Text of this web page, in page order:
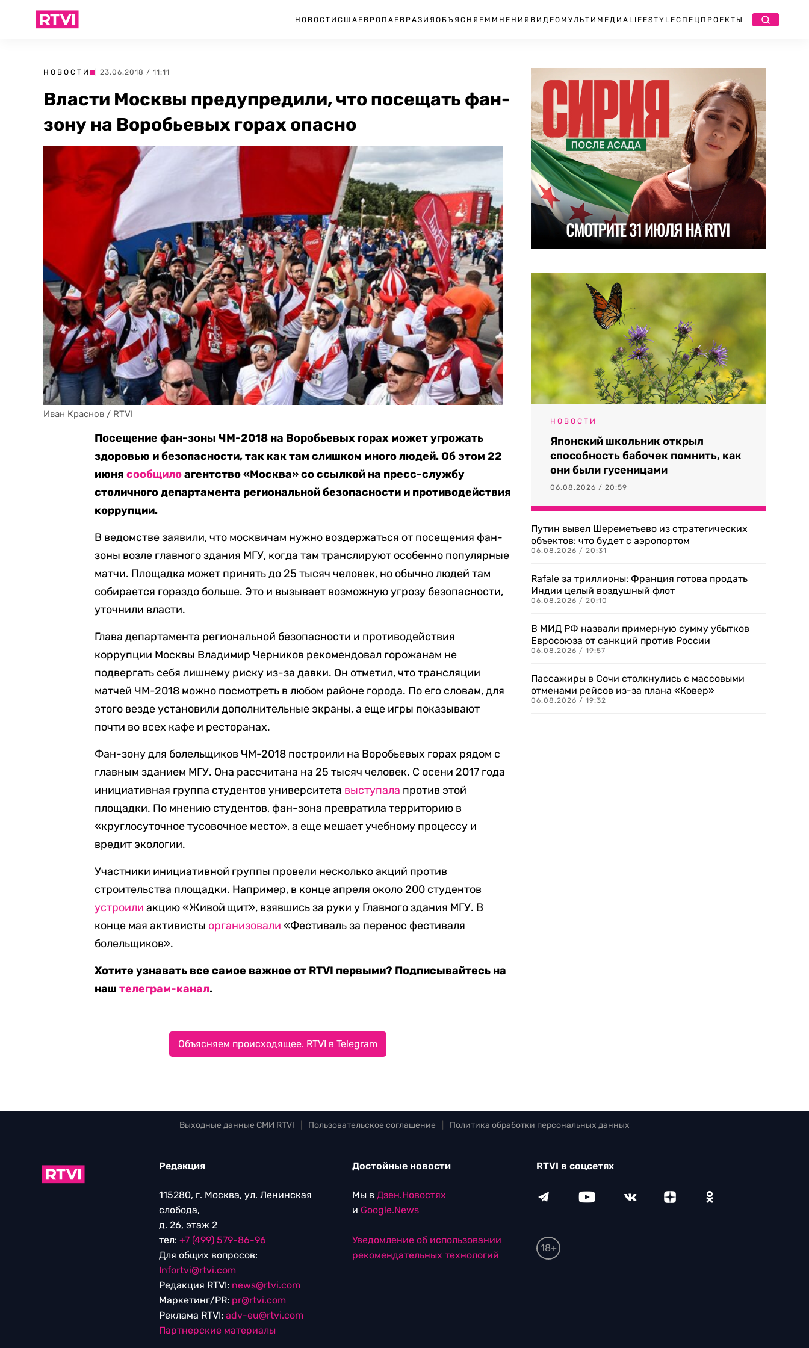
НОВОСТИ США ЕВРОПА ЕВРАЗИЯ ОБЪЯСНЯЕМ МНЕНИЯ ВИДЕО МУЛЬТИМЕДИА LIFESTYLEСПЕЦПРОЕКТЫ
НОВОСТИ | 23.06.2018 / 11:11
Власти Москвы предупредили, что посещать фан-
зону на Воробьевых горах опасно
Иван Краснов / RTVI
Посещение фан-зоны ЧМ-2018 на Воробьевых горах может угрожать
здоровью и безопасности, так как там слишком много людей. Об этом 22
июнясообщилоагентство «Москва» со ссылкой на пресс-службу
столичного департамента региональной безопасности и противодействия
коррупции.
В ведомстве заявили, что москвичам нужно воздержаться от посещения фан-
зоны возле главного здания МГУ, когда там транслируют особенно популярные
матчи. Площадка может принять до 25 тысяч человек, но обычно людей там
собирается гораздо больше. Это и вызывает возможную угрозу безопасности,
уточнили власти.
Глава департамента региональной безопасности и противодействия
коррупции Москвы Владимир Черников рекомендовал горожанам не
подвергать себя лишнему риску из-за давки. Он отметил, что трансляции
матчей ЧМ-2018 можно посмотреть в любом районе города. По его словам, для
этого везде установили дополнительные экраны, а еще игры показывают
почти во всех кафе и ресторанах.
Фан-зону для болельщиков ЧМ-2018 построили на Воробьевых горах рядом с
главным зданием МГУ. Она рассчитана на 25 тысяч человек. С осени 2017 года
инициативная группа студентов университета выступала против этой
площадки. По мнению студентов, фан-зона превратила территорию в
«круглосуточное тусовочное место», а еще мешает учебному процессу и
вредит экологии.
Участники инициативной группы провели несколько акций против
строительства площадки. Например, в конце апреля около 200 студентов
устроили акцию «Живой щит», взявшись за руки у Главного здания МГУ. В
конце мая активисты организовали «Фестиваль за перенос фестиваля
болельщиков».
Хотите узнавать все самое важное от RTVI первыми? Подписывайтесь на
наштелеграм-канал.
Объясняем происходящее. RTVI в Telegram
НОВОСТИ
Японский школьник открыл
способность бабочек помнить, как
они были гусеницами
06.08.2026 / 20:59
Путин вывел Шереметьево из стратегических
объектов: что будет с аэропортом
06.08.2026 / 20:31
Rafale за триллионы: Франция готова продать
Индии целый воздушный флот
06.08.2026 / 20:10
В МИД РФ назвали примерную сумму убытков
Евросоюза от санкций против России
06.08.2026 / 19:57
Пассажиры в Сочи столкнулись с массовыми
отменами рейсов из-за плана «Ковер»
06.08.2026 / 19:32
Выходные данные СМИ RTVI Пользовательское соглашение Политика обработки персональных данных
Редакция
115280, г. Москва, ул. Ленинская
слобода,
д. 26, этаж 2
тел: +7 (499) 579-86-96
Для общих вопросов:
Infortvi@rtvi.com
Редакция RTVI: news@rtvi.com
Маркетинг/PR: pr@rtvi.com
Реклама RTVI: adv-eu@rtvi.com
Партнерские материалы
Достойные новости
Мы в Дзен.Новостях
и Google.News
Уведомление об использовании
рекомендательных технологий
RTVI в соцсетях
18+